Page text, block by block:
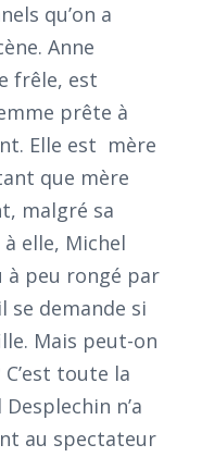
qu’on a
Anne
frêle, est
prête à
Elle est mère
que mère
malgré sa
elle, Michel
à peu rongé par
se demande si
Mais peut-on
toute la
n’a
au spectateur